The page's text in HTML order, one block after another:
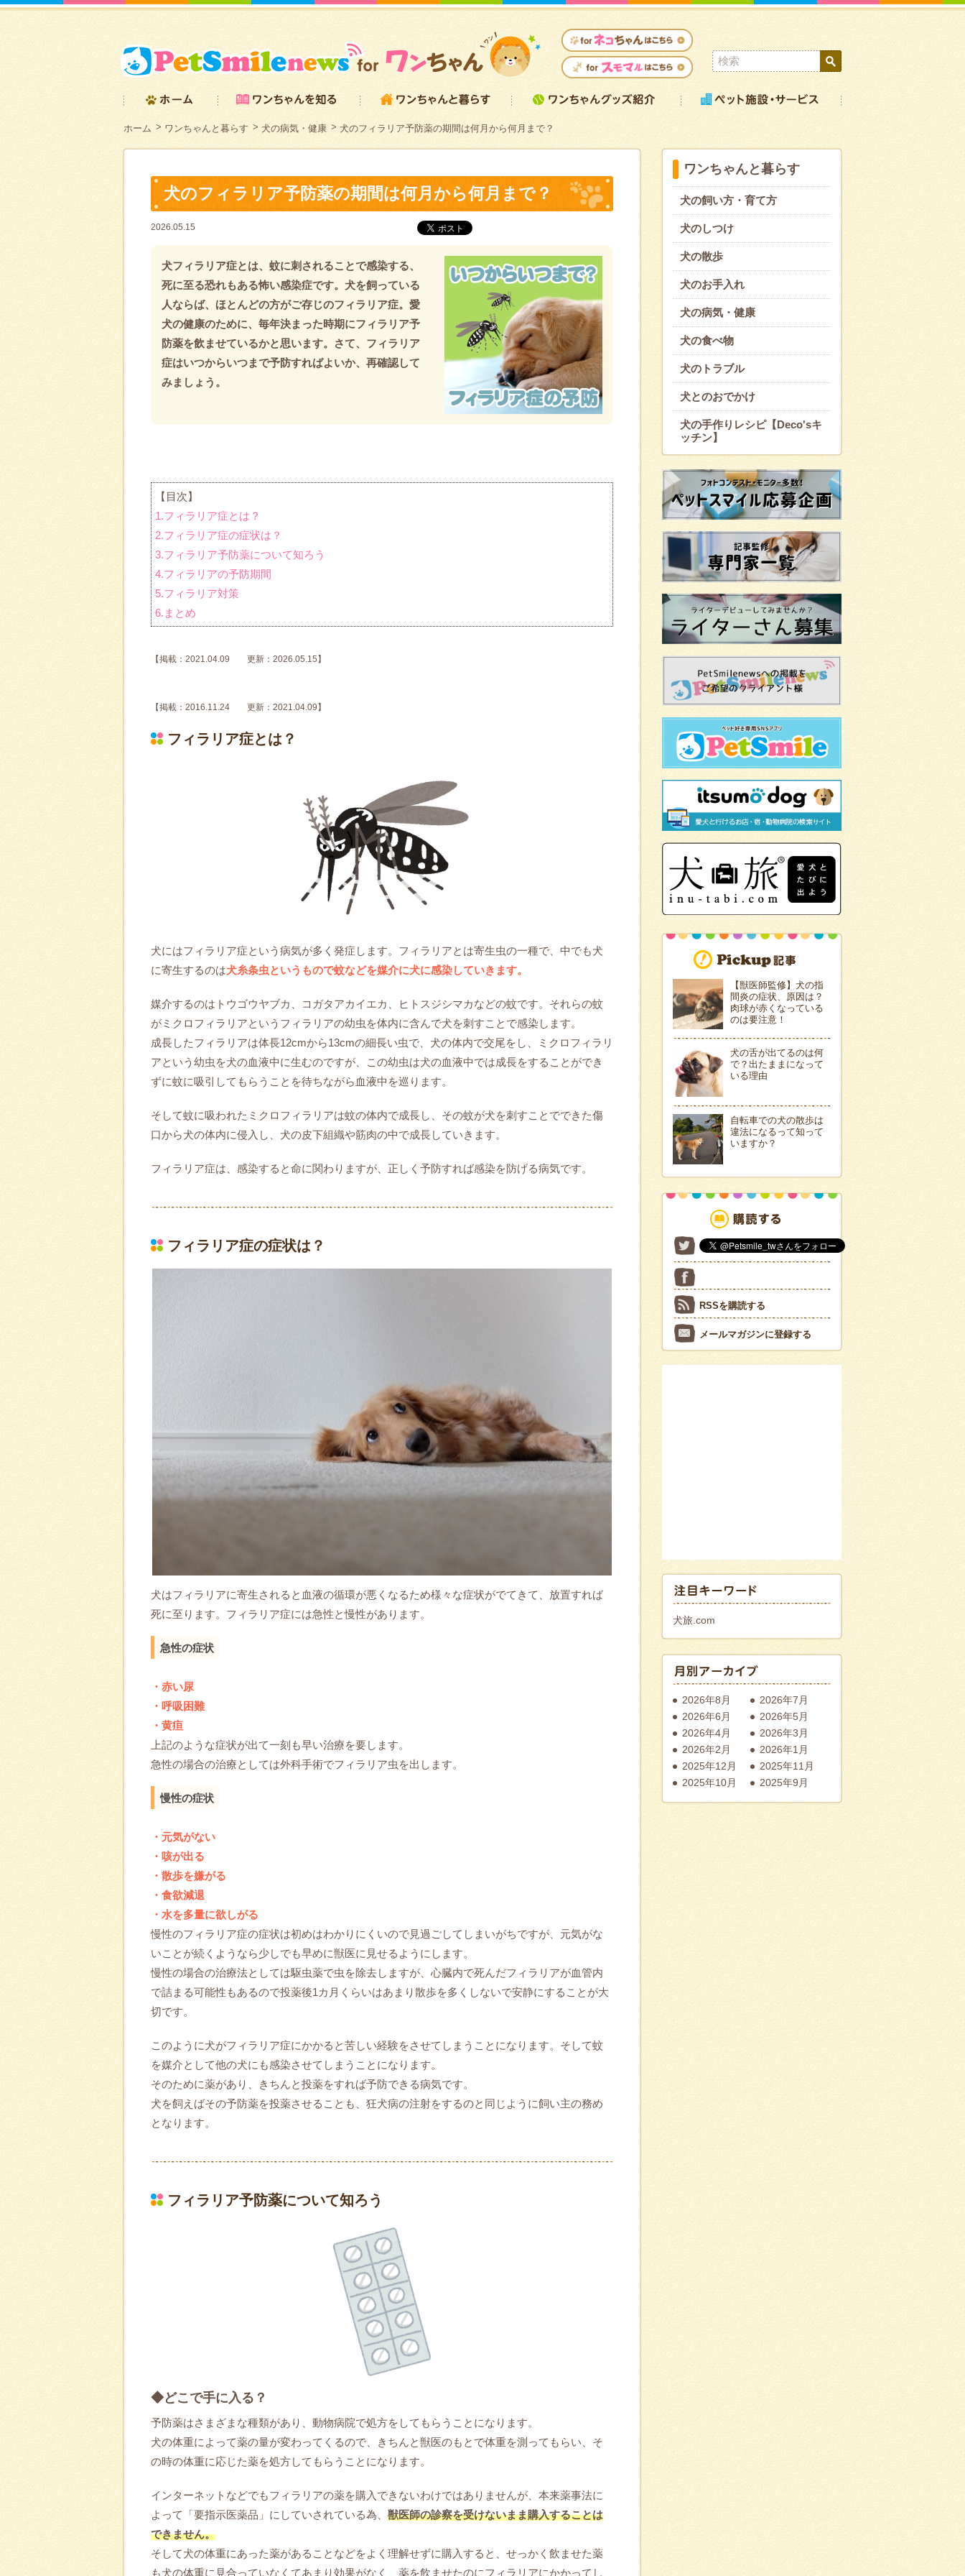
ホーム ワンちゃんと暮らす 犬の病気・健康 犬のフィラリア予防薬の期間は何月から何月まで？
犬のフィラリア予防薬の期間は何月から何月まで？
2026.05.15
犬フィラリア症とは、蚊に刺されることで感染する、
死に至る恐れもある怖い感染症です。犬を飼っている
人ならば、ほとんどの方がご存じのフィラリア症。愛
犬の健康のために、毎年決まった時期にフィラリア予
防薬を飲ませているかと思います。さて、フィラリア
症はいつからいつまで予防すればよいか、再確認して
みましょう。
【目次】
1.フィラリア症とは？
2.フィラリア症の症状は？
3.フィラリア予防薬について知ろう
4.フィラリアの予防期間
5.フィラリア対策
6.まとめ
【掲載：2021.04.09 更新：2026.05.15】
【掲載：2016.11.24 更新：2021.04.09】
フィラリア症とは？
犬にはフィラリア症という病気が多く発症します。フィラリアとは寄生虫の一種で、中でも犬
に寄生するのは犬糸条虫というもので蚊などを媒介に犬に感染していきます。
媒介するのはトウゴウヤブカ、コガタアカイエカ、ヒトスジシマカなどの蚊です。それらの蚊
がミクロフィラリアというフィラリアの幼虫を体内に含んで犬を刺すことで感染します。
成長したフィラリアは体長12cmから13cmの細長い虫で、犬の体内で交尾をし、ミクロフィラリ
アという幼虫を犬の血液中に生むのですが、この幼虫は犬の血液中では成長をすることができ
ずに蚊に吸引してもらうことを待ちながら血液中を巡ります。
そして蚊に吸われたミクロフィラリアは蚊の体内で成長し、その蚊が犬を刺すことでできた傷
口から犬の体内に侵入し、犬の皮下組織や筋肉の中で成長していきます。
フィラリア症は、感染すると命に関わりますが、正しく予防すれば感染を防げる病気です。
フィラリア症の症状は？
犬はフィラリアに寄生されると血液の循環が悪くなるため様々な症状がでてきて、放置すれば
死に至ります。フィラリア症には急性と慢性があります。
急性の症状
・赤い尿
・呼吸困難
・黄疸
上記のような症状が出て一刻も早い治療を要します。
急性の場合の治療としては外科手術でフィラリア虫を出します。
慢性の症状
・元気がない
・咳が出る
・散歩を嫌がる
・食欲減退
・水を多量に欲しがる
慢性のフィラリア症の症状は初めはわかりにくいので見過ごしてしまいがちですが、元気がな
いことが続くようなら少しでも早めに獣医に見せるようにします。
慢性の場合の治療法としては駆虫薬で虫を除去しますが、心臓内で死んだフィラリアが血管内
で詰まる可能性もあるので投薬後1カ月くらいはあまり散歩を多くしないで安静にすることが大
切です。
このように犬がフィラリア症にかかると苦しい経験をさせてしまうことになります。そして蚊
を媒介として他の犬にも感染させてしまうことになります。
そのために薬があり、きちんと投薬をすれば予防できる病気です。
犬を飼えばその予防薬を投薬させることも、狂犬病の注射をするのと同じように飼い主の務め
となります。
フィラリア予防薬について知ろう
◆どこで手に入る？
予防薬はさまざまな種類があり、動物病院で処方をしてもらうことになります。
犬の体重によって薬の量が変わってくるので、きちんと獣医のもとで体重を測ってもらい、そ
の時の体重に応じた薬を処方してもらうことになります。
インターネットなどでもフィラリアの薬を購入できないわけではありませんが、本来薬事法に
よって「要指示医薬品」にしていされている為、 獣医師の診察を受けないまま購入することは
できません。
そして犬の体重にあった薬があることなどをよく理解せずに購入すると、せっかく飲ませた薬
も犬の体重に見合っていなくてあまり効果がなく、薬を飲ませたのにフィラリアにかかってし
ワンちゃんと暮らす
犬の飼い方・育て方
犬のしつけ
犬の散歩
犬のお手入れ
犬の病気・健康
犬の食べ物
犬のトラブル
犬とのおでかけ
犬の手作りレシピ【Deco'sキ
ッチン】
【獣医師監修】犬の指
間炎の症状、原因は？
肉球が赤くなっている
のは要注意！
犬の舌が出てるのは何
で？出たままになって
いる理由
自転車での犬の散歩は
違法になるって知って
いますか？
RSSを購読する
メールマガジンに登録する
犬旅.com
2026年8月
2026年7月
2026年6月
2026年5月
2026年4月
2026年3月
2026年2月
2026年1月
2025年12月
2025年11月
2025年10月
2025年9月